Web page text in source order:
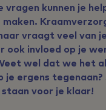
vragen kunnen je
vraagt veel van
ook invloed op je
wel dat we het
je ergens tegenaan?
voor je klaar!